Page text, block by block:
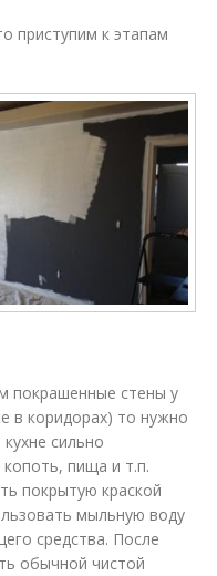
приступим к этапам
покрашенные стены у
в коридорах) то нужно
сильно
пища и т.п.
покрытую краской
мыльную воду
средства. После
обычной чистой